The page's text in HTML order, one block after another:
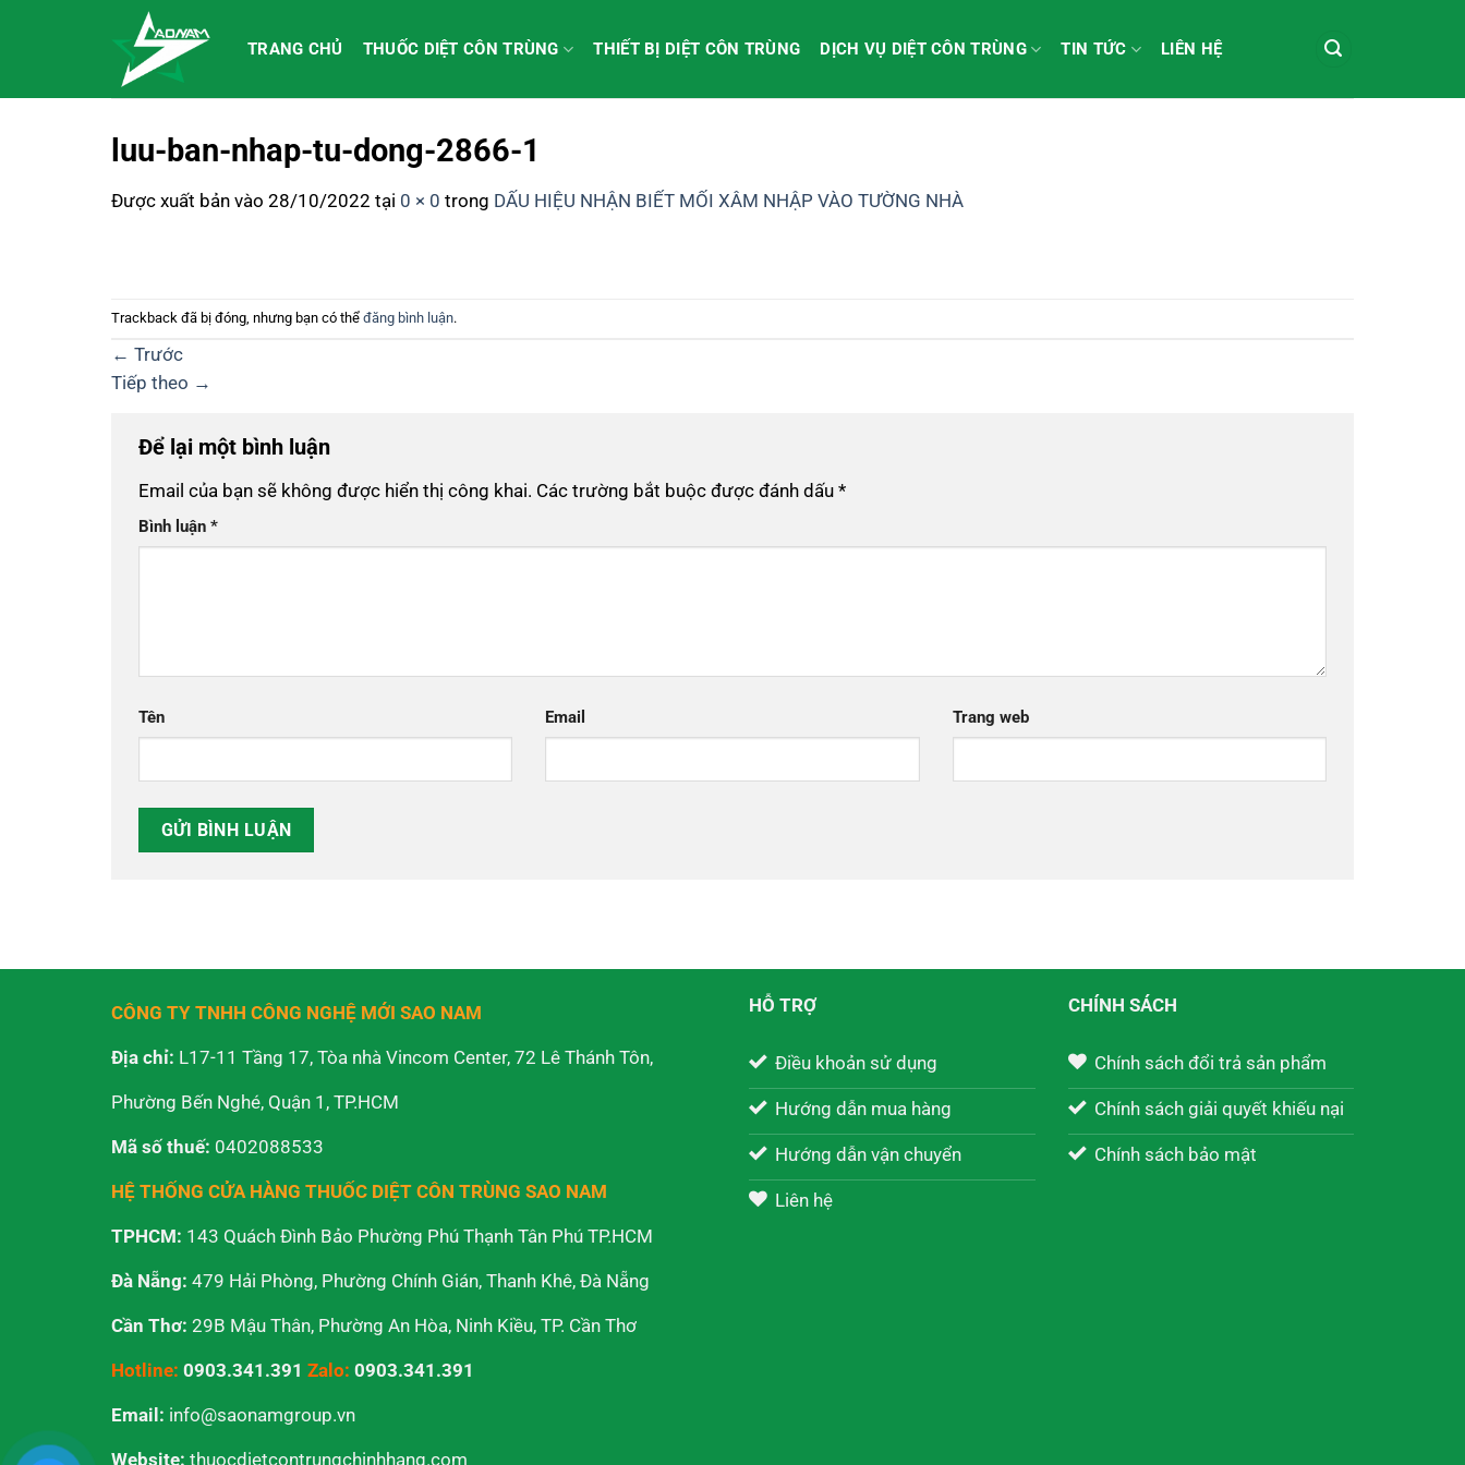
dung
TRANG CHỦ THUỐC DIỆT CÔN TRÙNG THIẾT BỊ DIỆT CÔN TRÙNG DỊCH VỤ DIỆT CÔN TRÙNG TIN TỨC LIÊN HỆ
luu-ban-nhap-tu-dong-2866-1
Được xuất bản vào 28/10/2022 tại 0 × 0 trong DẤU HIỆU NHẬN BIẾT MỐI XÂM NHẬP VÀO TƯỜNG NHÀ
Trackback đã bị đóng, nhưng bạn có thể đăng bình luận.
← Trước
Tiếp theo →
Để lại một bình luận
Email của bạn sẽ không được hiển thị công khai. Các trường bắt buộc được đánh dấu *
Bình luận *
Tên Email Trang web
CÔNG TY TNHH CÔNG NGHỆ MỚI SAO NAM
Địa chỉ: L17-11 Tầng 17, Tòa nhà Vincom Center, 72 Lê Thánh Tôn,
Phường Bến Nghé, Quận 1, TP.HCM
Mã số thuế: 0402088533
HỆ THỐNG CỬA HÀNG THUỐC DIỆT CÔN TRÙNG SAO NAM
TPHCM: 143 Quách Đình Bảo Phường Phú Thạnh Tân Phú TP.HCM
Đà Nẵng: 479 Hải Phòng, Phường Chính Gián, Thanh Khê, Đà Nẵng
Cần Thơ: 29B Mậu Thân, Phường An Hòa, Ninh Kiều, TP. Cần Thơ
Hotline: 0903.341.391 Zalo: 0903.341.391
Email: info@saonamgroup.vn
Website: thuocdietcontrungchinhhang.com
HỖ TRỢ
Điều khoản sử dụng
Hướng dẫn mua hàng
Hướng dẫn vận chuyển
Liên hệ
CHÍNH SÁCH
Chính sách đổi trả sản phẩm
Chính sách giải quyết khiếu nại
Chính sách bảo mật